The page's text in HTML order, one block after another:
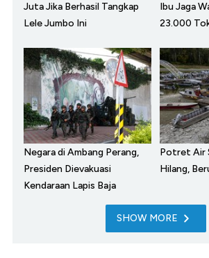
Juta Jika Berhasil Tangkap
Lele Jumbo Ini
Ibu Jaga
23.000
Negara di Ambang Perang,
Presiden Dievakuasi
Kendaraan Lapis Baja
Potret Air
Hilang,
SHOW MORE